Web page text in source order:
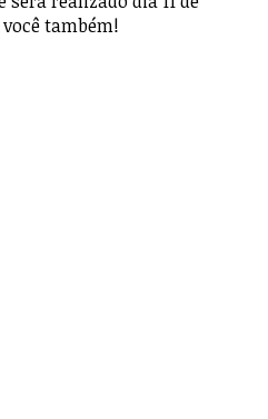
também!